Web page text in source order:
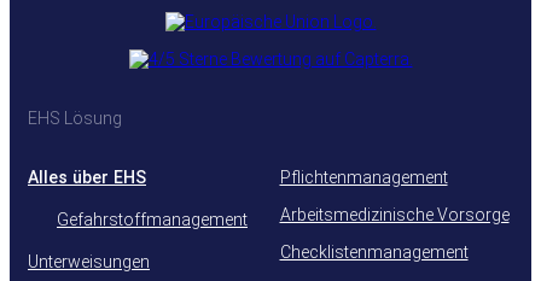
EHS Lösung
Alles über EHS
Gefahrstoffmanagement
Unterweisungen
Pflichtenmanagement
Arbeitsmedizinische Vorsorge
Checklistenmanagement